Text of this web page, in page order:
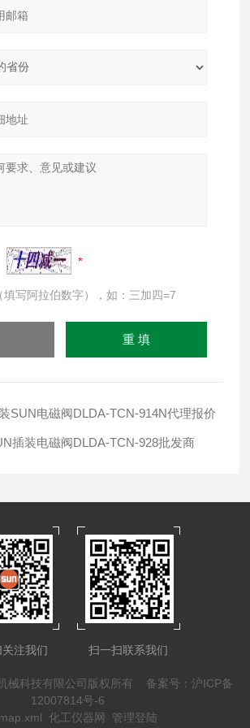
写阿拉伯数字），如：三加四=7
SUN电磁阀DLDA-TCN-914N代理报价
插装电磁阀DLDA-TCN-928批发商
注我们 扫一扫联系我们
械科技有限公司版权所有 备案号：沪ICP备
12007814号-6
化工仪器网 管理登陆